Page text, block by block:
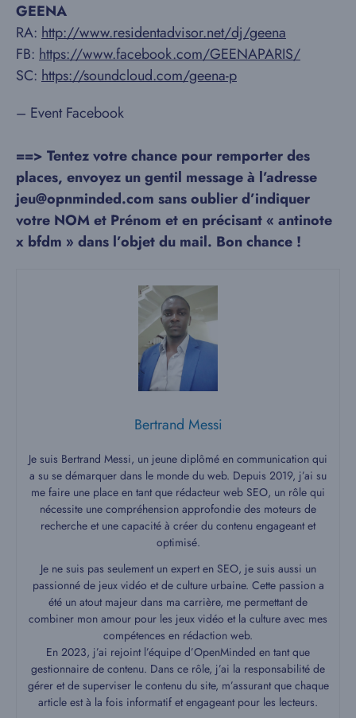
GEENA
RA: http://www.residentadvisor.net/dj/geena
FB: https://www.facebook.com/GEENAPARIS/
SC: https://soundcloud.com/geena-p
– Event Facebook
==> Tentez votre chance pour remporter des
places, envoyez un gentil message à l’adresse
jeu@opnminded.com sans oublier d’indiquer
votre NOM et Prénom et en précisant « antinote
x bfdm » dans l’objet du mail. Bon chance !
Bertrand Messi
Je suis Bertrand Messi, un jeune diplômé en communication qui
a su se démarquer dans le monde du web. Depuis 2019, j’ai su
me faire une place en tant que rédacteur web SEO, un rôle qui
nécessite une compréhension approfondie des moteurs de
recherche et une capacité à créer du contenu engageant et
optimisé.
Je ne suis pas seulement un expert en SEO, je suis aussi un
passionné de jeux vidéo et de culture urbaine. Cette passion a
été un atout majeur dans ma carrière, me permettant de
combiner mon amour pour les jeux vidéo et la culture avec mes
compétences en rédaction web.
En 2023, j’ai rejoint l’équipe d’OpenMinded en tant que
gestionnaire de contenu. Dans ce rôle, j’ai la responsabilité de
gérer et de superviser le contenu du site, m’assurant que chaque
article est à la fois informatif et engageant pour les lecteurs.